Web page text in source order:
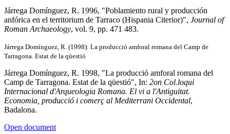
Járrega Domínguez, R. 1996, "Poblamiento rural y producción
anfórica en el territorium de Tarraco (Hispania Citerior)", Journal of
Roman Archaeology, vol. 9, pp. 471 483.
Járrega Domínguez, R. (1998): La producció amforal romana del Camp de
Tarragona. Estat de la qüestió
Járrega Domínguez, R. 1998, "La producció amforal romana del
Camp de Tarragona. Estat de la qüestió", In: 2on Col.loqui
Internacional d'Arqueologia Romana. El vi a l'Antiguitat.
Economia, producció i comerç al Mediterrani Occidental,
Badalona.
Open document